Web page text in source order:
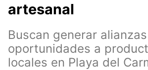
artesanal
Buscan generar
oportunidades a
locales en Playa del